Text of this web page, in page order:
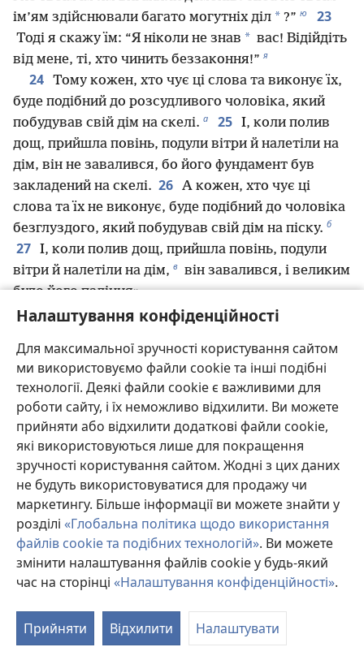
Налаштування конфіденційності
Для максимальної зручності користування сайтом
ми використовуємо файли cookie та інші подібні
технології. Деякі файли cookie є важливими для
роботи сайту, і їх неможливо відхилити. Ви можете
прийняти або відхилити додаткові файли cookie,
які використовуються лише для покращення
зручності користування сайтом. Жодні з цих даних
не будуть використовуватися для продажу чи
маркетингу. Більше інформації ви можете знайти у
розділі «Глобальна політика щодо використання
файлів cookie та подібних технологій». Ви можете
змінити налаштування файлів cookie у будь-який
час на сторінці «Налаштування конфіденційності».
Прийняти Відхилити Налаштувати
ім’ям здійснювали багато могутніх діл * ?” ю 23
Тоді я скажу їм: “Я ніколи не знав * вас! Відійдіть
від мене, ті, хто чинить беззаконня!” я
24 Тому кожен, хто чує ці слова та виконує їх,
буде подібний до розсудливого чоловіка, який
побудував свій дім на скелі. а 25 І, коли полив
дощ, прийшла повінь, подули вітри й налетіли на
дім, він не завалився, бо його фундамент був
закладений на скелі. 26 А кожен, хто чує ці
слова та їх не виконує, буде подібний до чоловіка
безглуздого, який побудував свій дім на піску. б
27 І, коли полив дощ, прийшла повінь, подули
вітри й налетіли на дім, в він завалився, і великим
було його падіння».
28 Коли Ісус закінчив говорити, люди були
той, хто має владу, д а не як їхні книжники.
Назад Далі
Авторські права на цю публікацію
Copyright © 2026Watch Tower Bible and Tract Society of
Pennsylvania.
УМОВИ ВИКОРИСТАННЯ|ПОЛІТИКА КОНФІДЕНЦІЙНОСТІ|
НАЛАШТУВАННЯ КОНФІДЕНЦІЙНОСТІ